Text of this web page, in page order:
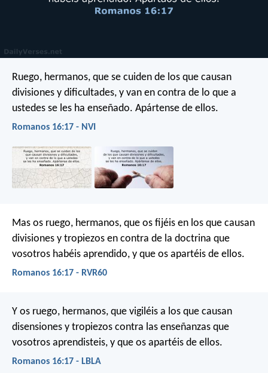
Ruego, hermanos, que se cuiden de los que causan
divisiones y dificultades, y van en contra de lo que a
ustedes se les ha enseñado. Apártense de ellos.
Romanos 16:17 - NVI
Mas os ruego, hermanos, que os fijéis en los que causan
divisiones y tropiezos en contra de la doctrina que
vosotros habéis aprendido, y que os apartéis de ellos.
Romanos 16:17 - RVR60
Y os ruego, hermanos, que vigiléis a los que causan
disensiones y tropiezos contra las enseñanzas que
vosotros aprendisteis, y que os apartéis de ellos.
Romanos 16:17 - LBLA